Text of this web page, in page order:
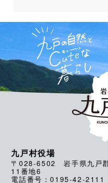
九戸村役場
〒028-6502 岩手県九戸
11番地6
電話番号：0195-42-